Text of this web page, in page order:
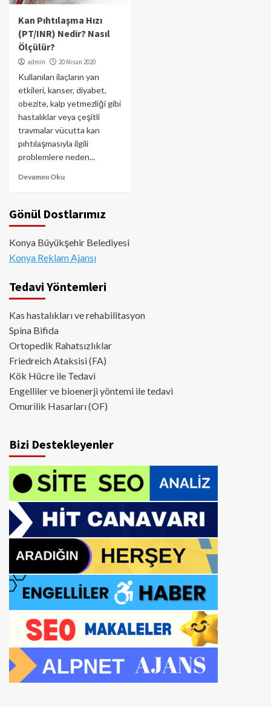
Kan Pıhtılaşma Hızı
(PT/INR) Nedir? Nasıl
Ölçülür?
admin 20 Nisan 2020
Kullanılan ilaçların yan
etkileri, kanser, diyabet,
obezite, kalp yetmezliği gibi
hastalıklar veya çeşitli
travmalar vücutta kan
pıhtılaşmasıyla ilgili
problemlere neden...
Devamını Oku
Gönül Dostlarımız
Konya Büyükşehir Belediyesi
Konya Reklam Ajansı
Tedavi Yöntemleri
Kas hastalıkları ve rehabilitasyon
Spina Bifida
Ortopedik Rahatsızlıklar
Friedreich Ataksisi (FA)
Kök Hücre ile Tedavi
Engelliler ve bioenerji yöntemi ile tedavi
Omurilik Hasarları (OF)
Bizi Destekleyenler